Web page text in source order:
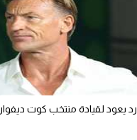
يعود لقيادة منتخب كوت ديفوار